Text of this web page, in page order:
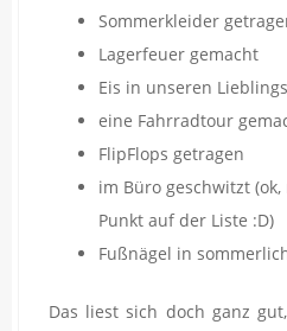
Sommerkleider
Lagerfeuer gemacht
Eis in unseren
eine Fahrradtour
FlipFlops getragen
im Büro geschwitzt
Punkt auf der Liste :D)
Fußnägel in
Das liest sich doch ganz